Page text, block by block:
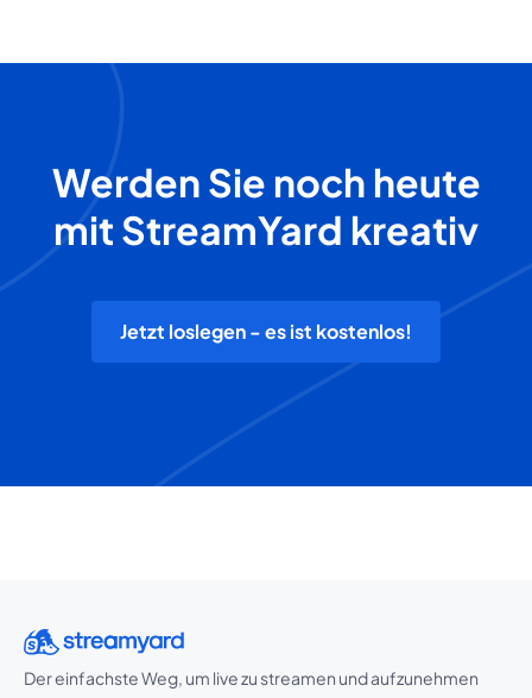
Werden Sie noch heute
mit StreamYard kreativ
Jetzt loslegen - es ist kostenlos!
Der einfachste Weg, um live zu streamen und aufzunehmen